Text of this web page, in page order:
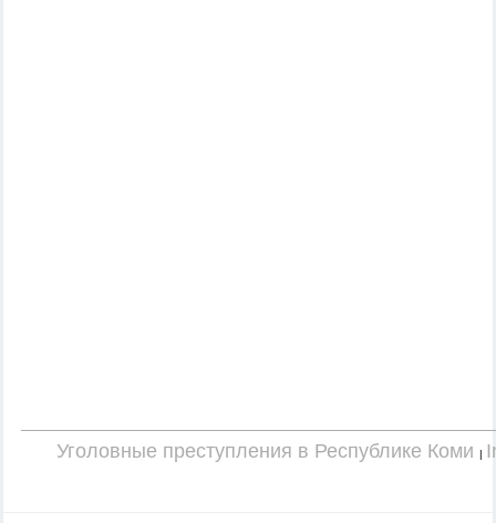
Уголовные преступления в Республике Коми